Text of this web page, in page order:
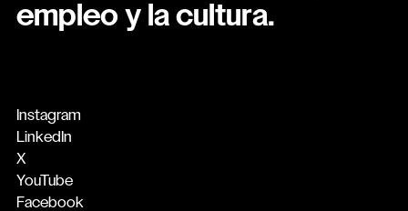
empleo y la cultura.
Instagram
LinkedIn
X
YouTube
Facebook